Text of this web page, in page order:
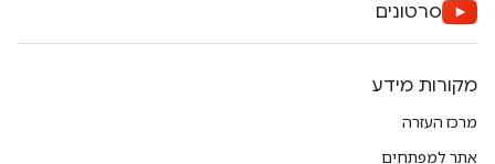
סרטונים
מקורות מידע
מרכז העזרה
אתר למפתחים